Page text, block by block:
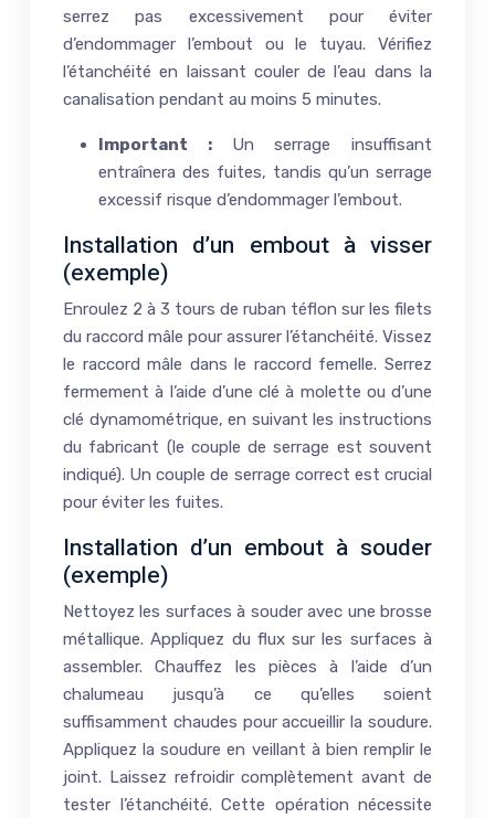
serrez pas excessivement pour éviter
d’endommager l’embout ou le tuyau. Vérifiez
l’étanchéité en laissant couler de l’eau dans la
canalisation pendant au moins 5 minutes.
Important : Un serrage insuffisant
entraînera des fuites, tandis qu’un serrage
excessif risque d’endommager l’embout.
Installation d’un embout à visser
(exemple)
Enroulez 2 à 3 tours de ruban téflon sur les filets
du raccord mâle pour assurer l’étanchéité. Vissez
le raccord mâle dans le raccord femelle. Serrez
fermement à l’aide d’une clé à molette ou d’une
clé dynamométrique, en suivant les instructions
du fabricant (le couple de serrage est souvent
indiqué). Un couple de serrage correct est crucial
pour éviter les fuites.
Installation d’un embout à souder
(exemple)
Nettoyez les surfaces à souder avec une brosse
métallique. Appliquez du flux sur les surfaces à
assembler. Chauffez les pièces à l’aide d’un
chalumeau jusqu’à ce qu’elles soient
suffisamment chaudes pour accueillir la soudure.
Appliquez la soudure en veillant à bien remplir le
joint. Laissez refroidir complètement avant de
tester l’étanchéité. Cette opération nécessite